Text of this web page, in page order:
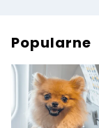
Popularne